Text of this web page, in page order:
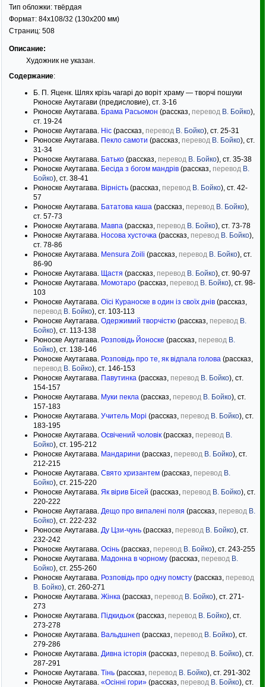
Тип обложки: твёрдая
Формат: 84x108/32 (130x200 мм)
Страниц: 508
Описание:
Художник не указан.
Содержание:
Б. П. Яценк. Шлях крізь чагарі до воріт храму — творчі пошуки
Рюноске Акутагави (предисловие), ст. 3-16
Рюноске Акутагава. Брама Расьомон (рассказ, перевод В. Бойко),
ст. 19-24
Рюноске Акутагава. Ніс (рассказ, перевод В. Бойко), ст. 25-31
Рюноске Акутагава. Пекло самоти (рассказ, перевод В. Бойко), ст.
31-34
Рюноске Акутагава. Батько (рассказ, перевод В. Бойко), ст. 35-38
Рюноске Акутагава. Бесіда з богом мандрів (рассказ, перевод В.
Бойко), ст. 38-41
Рюноске Акутагава. Вірність (рассказ, перевод В. Бойко), ст. 42-
57
Рюноске Акутагава. Бататова каша (рассказ, перевод В. Бойко),
ст. 57-73
Рюноске Акутагава. Мавпа (рассказ, перевод В. Бойко), ст. 73-78
Рюноске Акутагава. Носова хусточка (рассказ, перевод В. Бойко),
ст. 78-86
Рюноске Акутагава. Mensura Zoili (рассказ, перевод В. Бойко), ст.
86-90
Рюноске Акутагава. Щастя (рассказ, перевод В. Бойко), ст. 90-97
Рюноске Акутагава. Момотаро (рассказ, перевод В. Бойко), ст. 98-
103
Рюноске Акутагава. Оїсі Кураноске в один із своїх днів (рассказ,
перевод В. Бойко), ст. 103-113
Рюноске Акутагава. Одержимий творчістю (рассказ, перевод В.
Бойко), ст. 113-138
Рюноске Акутагава. Розповідь Йоноске (рассказ, перевод В.
Бойко), ст. 138-146
Рюноске Акутагава. Розповідь про те, як відпала голова (рассказ,
перевод В. Бойко), ст. 146-153
Рюноске Акутагава. Павутинка (рассказ, перевод В. Бойко), ст.
154-157
Рюноске Акутагава. Муки пекла (рассказ, перевод В. Бойко), ст.
157-183
Рюноске Акутагава. Учитель Морі (рассказ, перевод В. Бойко), ст.
183-195
Рюноске Акутагава. Освічений чоловік (рассказ, перевод В.
Бойко), ст. 195-212
Рюноске Акутагава. Мандарини (рассказ, перевод В. Бойко), ст.
212-215
Рюноске Акутагава. Свято хризантем (рассказ, перевод В.
Бойко), ст. 215-220
Рюноске Акутагава. Як вірив Бісей (рассказ, перевод В. Бойко), ст.
220-222
Рюноске Акутагава. Дещо про випалені поля (рассказ, перевод В.
Бойко), ст. 222-232
Рюноске Акутагава. Ду Цзи-чунь (рассказ, перевод В. Бойко), ст.
232-242
Рюноске Акутагава. Осінь (рассказ, перевод В. Бойко), ст. 243-255
Рюноске Акутагава. Мадонна в чорному (рассказ, перевод В.
Бойко), ст. 255-260
Рюноске Акутагава. Розповідь про одну помсту (рассказ, перевод
В. Бойко), ст. 260-271
Рюноске Акутагава. Жінка (рассказ, перевод В. Бойко), ст. 271-
273
Рюноске Акутагава. Підкидьок (рассказ, перевод В. Бойко), ст.
273-278
Рюноске Акутагава. Вальдшнеп (рассказ, перевод В. Бойко), ст.
279-286
Рюноске Акутагава. Дивна історія (рассказ, перевод В. Бойко), ст.
287-291
Рюноске Акутагава. Тінь (рассказ, перевод В. Бойко), ст. 291-302
Рюноске Акутагава. «Осінні гори» (рассказ, перевод В. Бойко), ст.